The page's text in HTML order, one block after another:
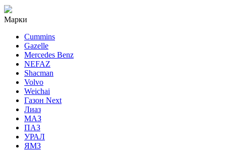
Марки
Cummins
Gazelle
Mercedes Benz
NEFAZ
Shacman
Volvo
Weichai
Газон Next
Лиаз
МАЗ
ПАЗ
УРАЛ
ЯМЗ